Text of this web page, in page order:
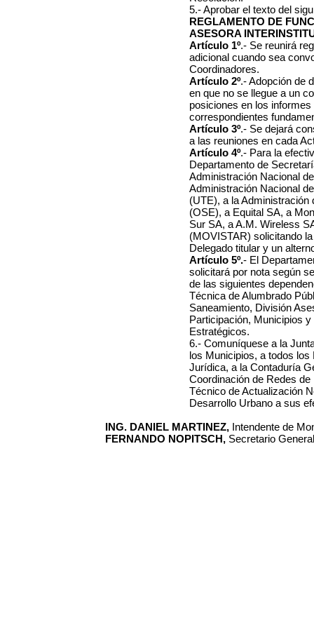
5.- Aprobar el texto del
REGLAMENTO DE
ASESORA
Artículo 1º.- Se reunirá
adicional cuando sea
Coordinadores.
Artículo 2º.- Adopción de
en que no se llegue a un
posiciones en los
correspondientes
Artículo 3º.- Se dejará
a las reuniones en cada
Artículo 4º.- Para la
Departamento de
Administración Nacional
Administración Nacional
(UTE), a la
(OSE), a Equital SA, a
Sur SA, a A.M. Wireless
(MOVISTAR) solicitando
Delegado titular y un
Artículo 5º.- El
solicitará por nota según
de las siguientes
Técnica de Alumbrado
Saneamiento, División
Participación, Municipios
Estratégicos.
6.- Comuníquese a la
los Municipios, a todos
Jurídica, a la Contaduría
Coordinación de Redes
Técnico de Actualización
Desarrollo Urbano a sus
ING. DANIEL MARTINEZ, Intendente de
FERNANDO NOPITSCH, Secretario